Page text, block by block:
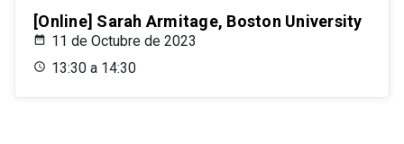
[Online] Sarah Armitage, Boston University
11 de Octubre de 2023
13:30 a 14:30